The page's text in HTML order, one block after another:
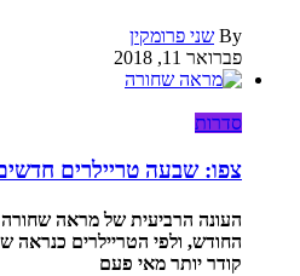
By שני פרומקין
פברואר 11, 2018
סדרות
צפו: שבעה טריילרים
העונה הרביעית של מראה
החודש, ולפי הטריילרים כנראה
קודר יותר מאי פעם